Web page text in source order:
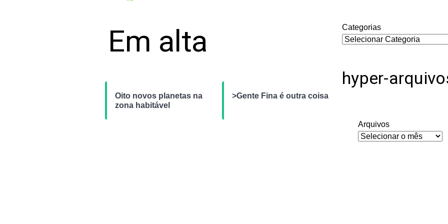
Em alta
Oito novos planetas na
zona habitável
>Gente Fina é outra coisa
Categorias
hyper-
Arquivos